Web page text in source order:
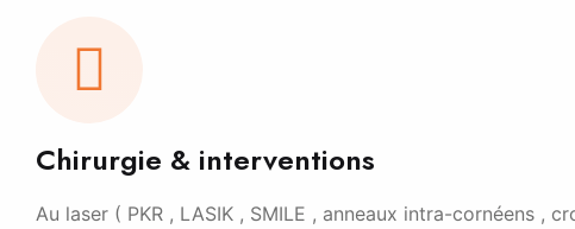
Chirurgie & interventions
Au laser ( PKR , LASIK , SMILE , anneaux intra-cornéens ,